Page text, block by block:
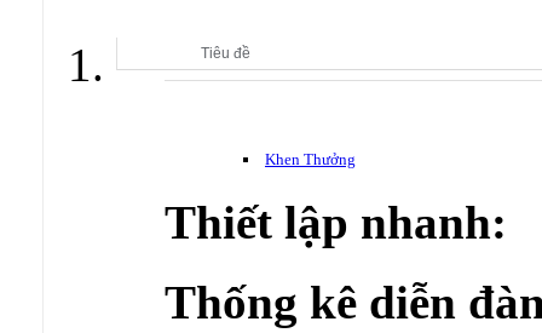
Tiêu đề
Khen Thưởng
Thiết lập nhanh:
Thống kê diễn